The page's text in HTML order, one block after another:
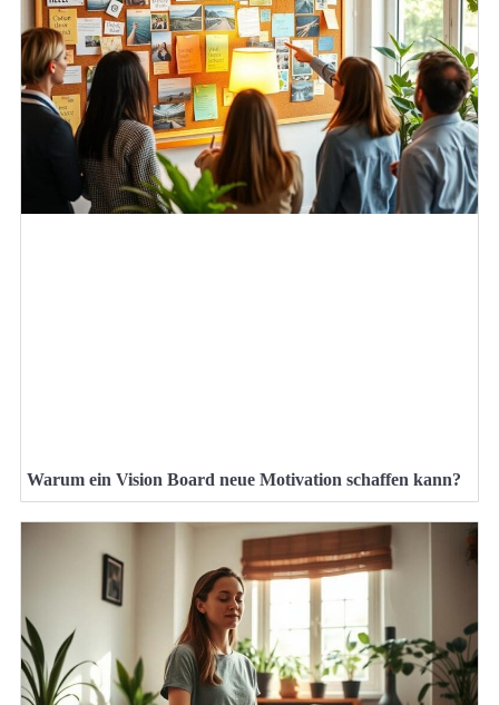
Warum ein Vision Board neue Motivation schaffen kann?